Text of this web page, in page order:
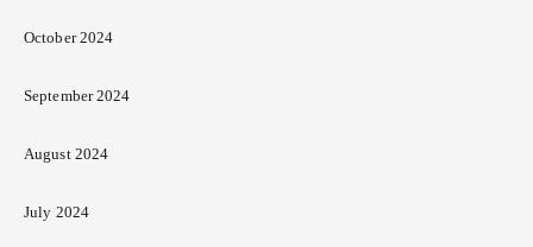
October 2024
September 2024
August 2024
July 2024